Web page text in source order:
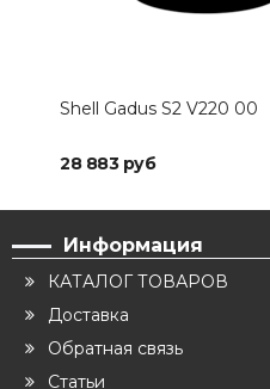
Shell Gadus S2 V220 00
28 883 руб
Информация
КАТАЛОГ ТОВАРОВ
Доставка
Обратная связь
Статьи